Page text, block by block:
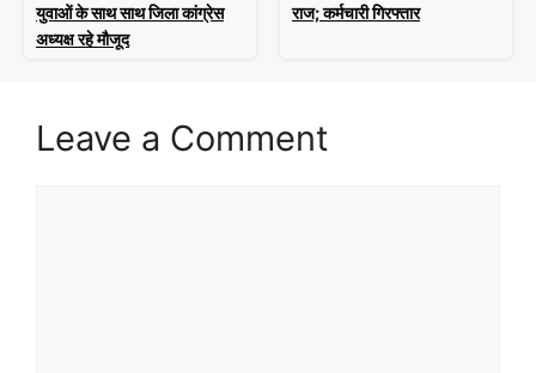
युवाओं के साथ साथ जिला कांग्रेस
अध्यक्ष रहे मौजूद
राज; कर्मचारी गिरफ्तार
Leave a Comment